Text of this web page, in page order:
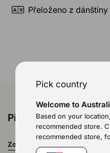
Přeloženo z dánštiny
Přihoďte si ještě do
Zobrazit všechny položky
Pick country
Welcome to
Based on your
recommended store.
recommended store,